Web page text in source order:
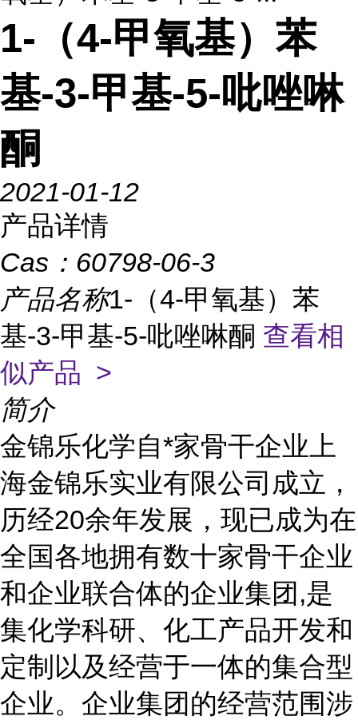
1-（4-甲氧基）苯
基-3-甲基-5-吡唑啉
酮
2021-01-12
产品详情
Cas： 60798-06-3
产品名称1-（4-甲氧基）苯
基-3-甲基-5-吡唑啉酮 查看相
似产品 >
简介
金锦乐化学自*家骨干企业上
海金锦乐实业有限公司成立，
历经20余年发展，现已成为在
全国各地拥有数十家骨干企业
和企业联合体的企业集团,是
集化学科研、化工产品开发和
定制以及经营于一体的集合型
企业。企业集团的经营范围涉